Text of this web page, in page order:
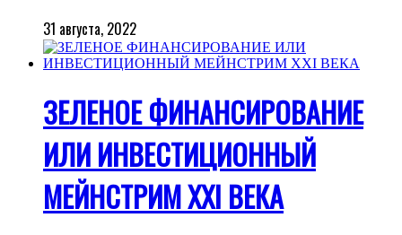
31 августа, 2022
ЗЕЛЕНОЕ ФИНАНСИРОВАНИЕ
ИЛИ ИНВЕСТИЦИОННЫЙ
МЕЙНСТРИМ XXI ВЕКА